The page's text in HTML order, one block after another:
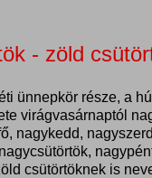
- zöld
ünnepkör része, a
virágvasárnaptól
nagykedd,
csütörtöknek is